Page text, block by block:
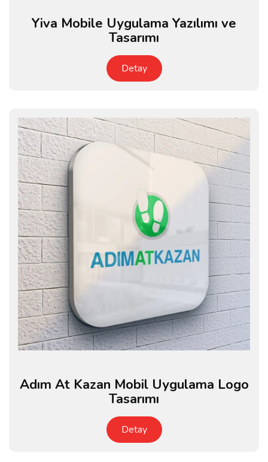
Yiva Mobile Uygulama Yazılımı ve
Tasarımı
Detay
Adım At Kazan Mobil Uygulama Logo
Tasarımı
Detay